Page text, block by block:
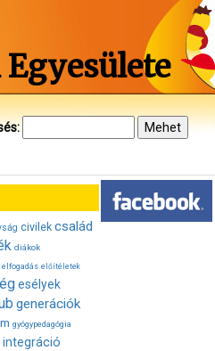
civilek család
diákok
elfogadás előítéletek
esélyek
generációk
gyógypedagógia
integráció